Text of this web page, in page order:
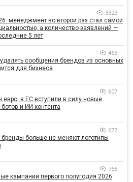
3323
менеджмент во второй раз стал самой
а количество заявлений —
5 лет
463
сообщения брендов из основных
для бизнеса
607
в ЕС вступили в силу новые
и ИИ-контента
677
бренды больше не меняют логотипы
765
кампании первого полугодия 2026